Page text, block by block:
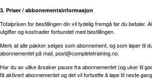
3. Priser / abbonementsinformasjon
Totalprisen for bestillingen din vil tydelig fremgå før du betaler.
utgifter og kostnader forbundet med bestillingen.
Merk at alle pakker selges som abonnement, og som løper til
abonnementet på mail, post@completetraining.no.
Har du av ulike årsaker pause fra abonnementet (og uker til
få aktivert abonnementet og det vil fortsette å løpe til neste